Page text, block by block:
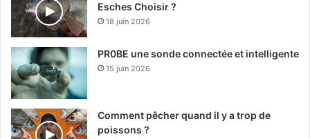
Esches Choisir ?
18 juin 2026
PR0BE une sonde connectée et intelligente
15 juin 2026
Comment pêcher quand il y a trop de
poissons ?